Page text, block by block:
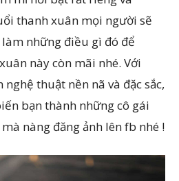
thanh xuân mọi người sẽ
những điều gì đó để
này còn mãi nhé. Với
thuật nền nã và đặc sắc,
bạn thành những cô gái
nàng đăng ảnh lên fb nhé !